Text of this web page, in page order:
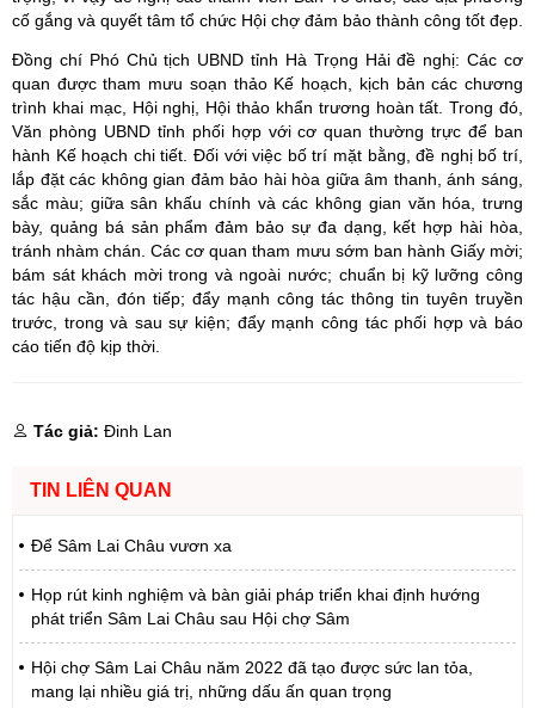
cố gắng và quyết tâm tổ chức Hội chợ đảm bảo thành công tốt đẹp.
Đồng chí Phó Chủ tịch UBND tỉnh Hà Trọng Hải đề nghị: Các cơ
quan được tham mưu soạn thảo Kế hoạch, kịch bản các chương
trình khai mạc, Hội nghị, Hội thảo khẩn trương hoàn tất. Trong đó,
Văn phòng UBND tỉnh phối hợp với cơ quan thường trực để ban
hành Kế hoạch chi tiết. Đối với việc bố trí mặt bằng, đề nghị bố trí,
lắp đặt các không gian đảm bảo hài hòa giữa âm thanh, ánh sáng,
sắc màu; giữa sân khấu chính và các không gian văn hóa, trưng
bày, quảng bá sản phẩm đảm bảo sự đa dạng, kết hợp hài hòa,
tránh nhàm chán. Các cơ quan tham mưu sớm ban hành Giấy mời;
bám sát khách mời trong và ngoài nước; chuẩn bị kỹ lưỡng công
tác hậu cần, đón tiếp; đẩy mạnh công tác thông tin tuyên truyền
trước, trong và sau sự kiện; đẩy mạnh công tác phối hợp và báo
cáo tiến độ kịp thời.
Tác giả: Đinh Lan
TIN LIÊN QUAN
Để Sâm Lai Châu vươn xa
Họp rút kinh nghiệm và bàn giải pháp triển khai định hướng
phát triển Sâm Lai Châu sau Hội chợ Sâm
Hội chợ Sâm Lai Châu năm 2022 đã tạo được sức lan tỏa,
mang lại nhiều giá trị, những dấu ấn quan trọng